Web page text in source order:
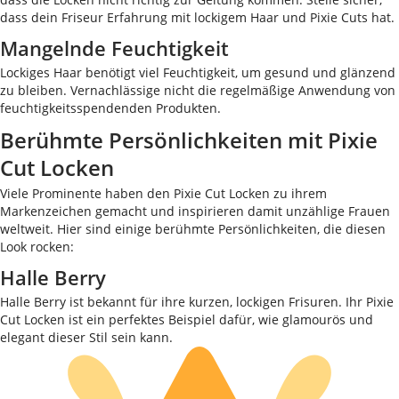
dass dein Friseur Erfahrung mit lockigem Haar und Pixie Cuts hat.
Mangelnde Feuchtigkeit
Lockiges Haar benötigt viel Feuchtigkeit, um gesund und glänzend
zu bleiben. Vernachlässige nicht die regelmäßige Anwendung von
feuchtigkeitsspendenden Produkten.
Berühmte Persönlichkeiten mit Pixie
Cut Locken
Viele Prominente haben den Pixie Cut Locken zu ihrem
Markenzeichen gemacht und inspirieren damit unzählige Frauen
weltweit. Hier sind einige berühmte Persönlichkeiten, die diesen
Look rocken:
Halle Berry
Halle Berry ist bekannt für ihre kurzen, lockigen Frisuren. Ihr Pixie
Cut Locken ist ein perfektes Beispiel dafür, wie glamourös und
elegant dieser Stil sein kann.